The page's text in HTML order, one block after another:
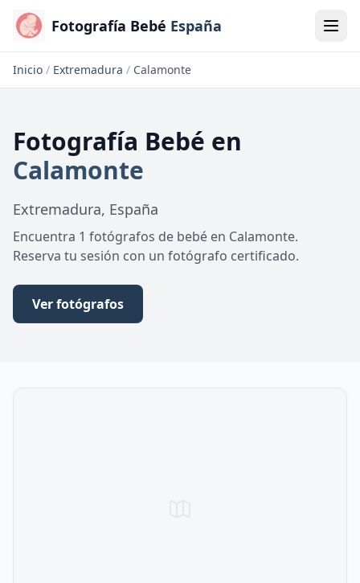
Fotografía Bebé España
Inicio / Extremadura / Calamonte
Fotografía Bebé en
Calamonte
Extremadura, España
Encuentra 1 fotógrafos de bebé en Calamonte.
Reserva tu sesión con un fotógrafo certificado.
Ver fotógrafos